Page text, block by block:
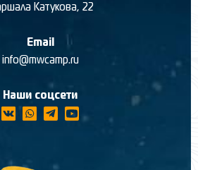
Катукова, 22
Email
info@mwcamp.ru
Наши соцсети